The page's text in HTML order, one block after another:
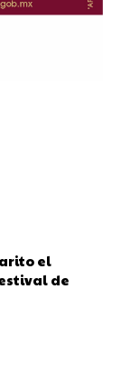
el
de